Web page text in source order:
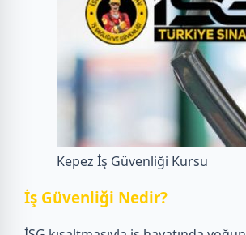
Kepez İş Güvenliği Kursu
İş Güvenliği Nedir?